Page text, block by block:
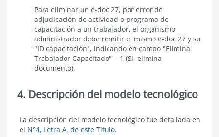
Para eliminar un e-doc 27, por error de
adjudicación de actividad o programa de
capacitación a un trabajador, el organismo
administrador debe remitir el mismo e-doc 27 y su
"ID capacitación", indicando en campo "Elimina
Trabajador Capacitado" = 1 (Si, elimina
documento).
4. Descripción del modelo tecnológico
Descripción
del
La descripción del modelo tecnológico fue detallada en
el N°4, Letra A, de este Título.